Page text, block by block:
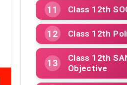
Class 12th
Class 12th
Class 12th
Objective